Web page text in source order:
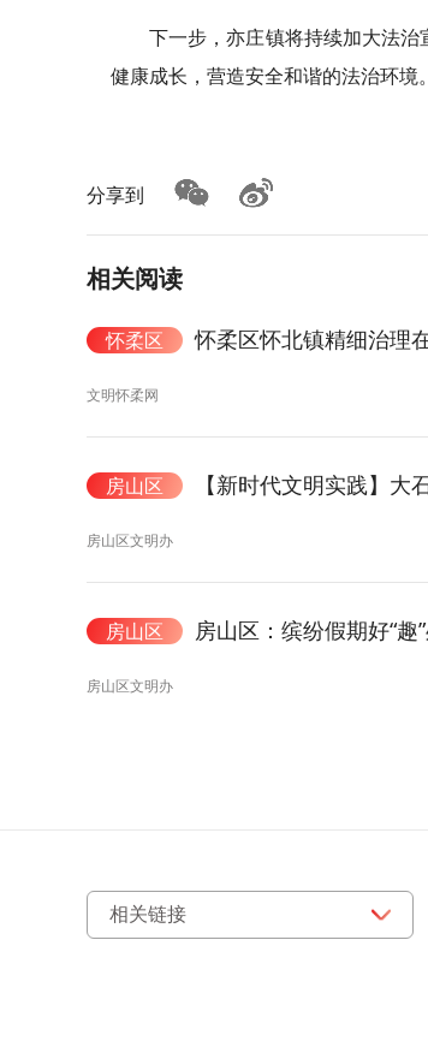
下一步，亦庄镇将持续加大法
健康成长，营造安全和谐的法治环境
分享到
相关阅读
怀柔区 怀柔区怀北镇精细治理
文明怀柔网
房山区 【新时代文明实践】
房山区文明办
房山区 房山区：缤纷假期好“
房山区文明办